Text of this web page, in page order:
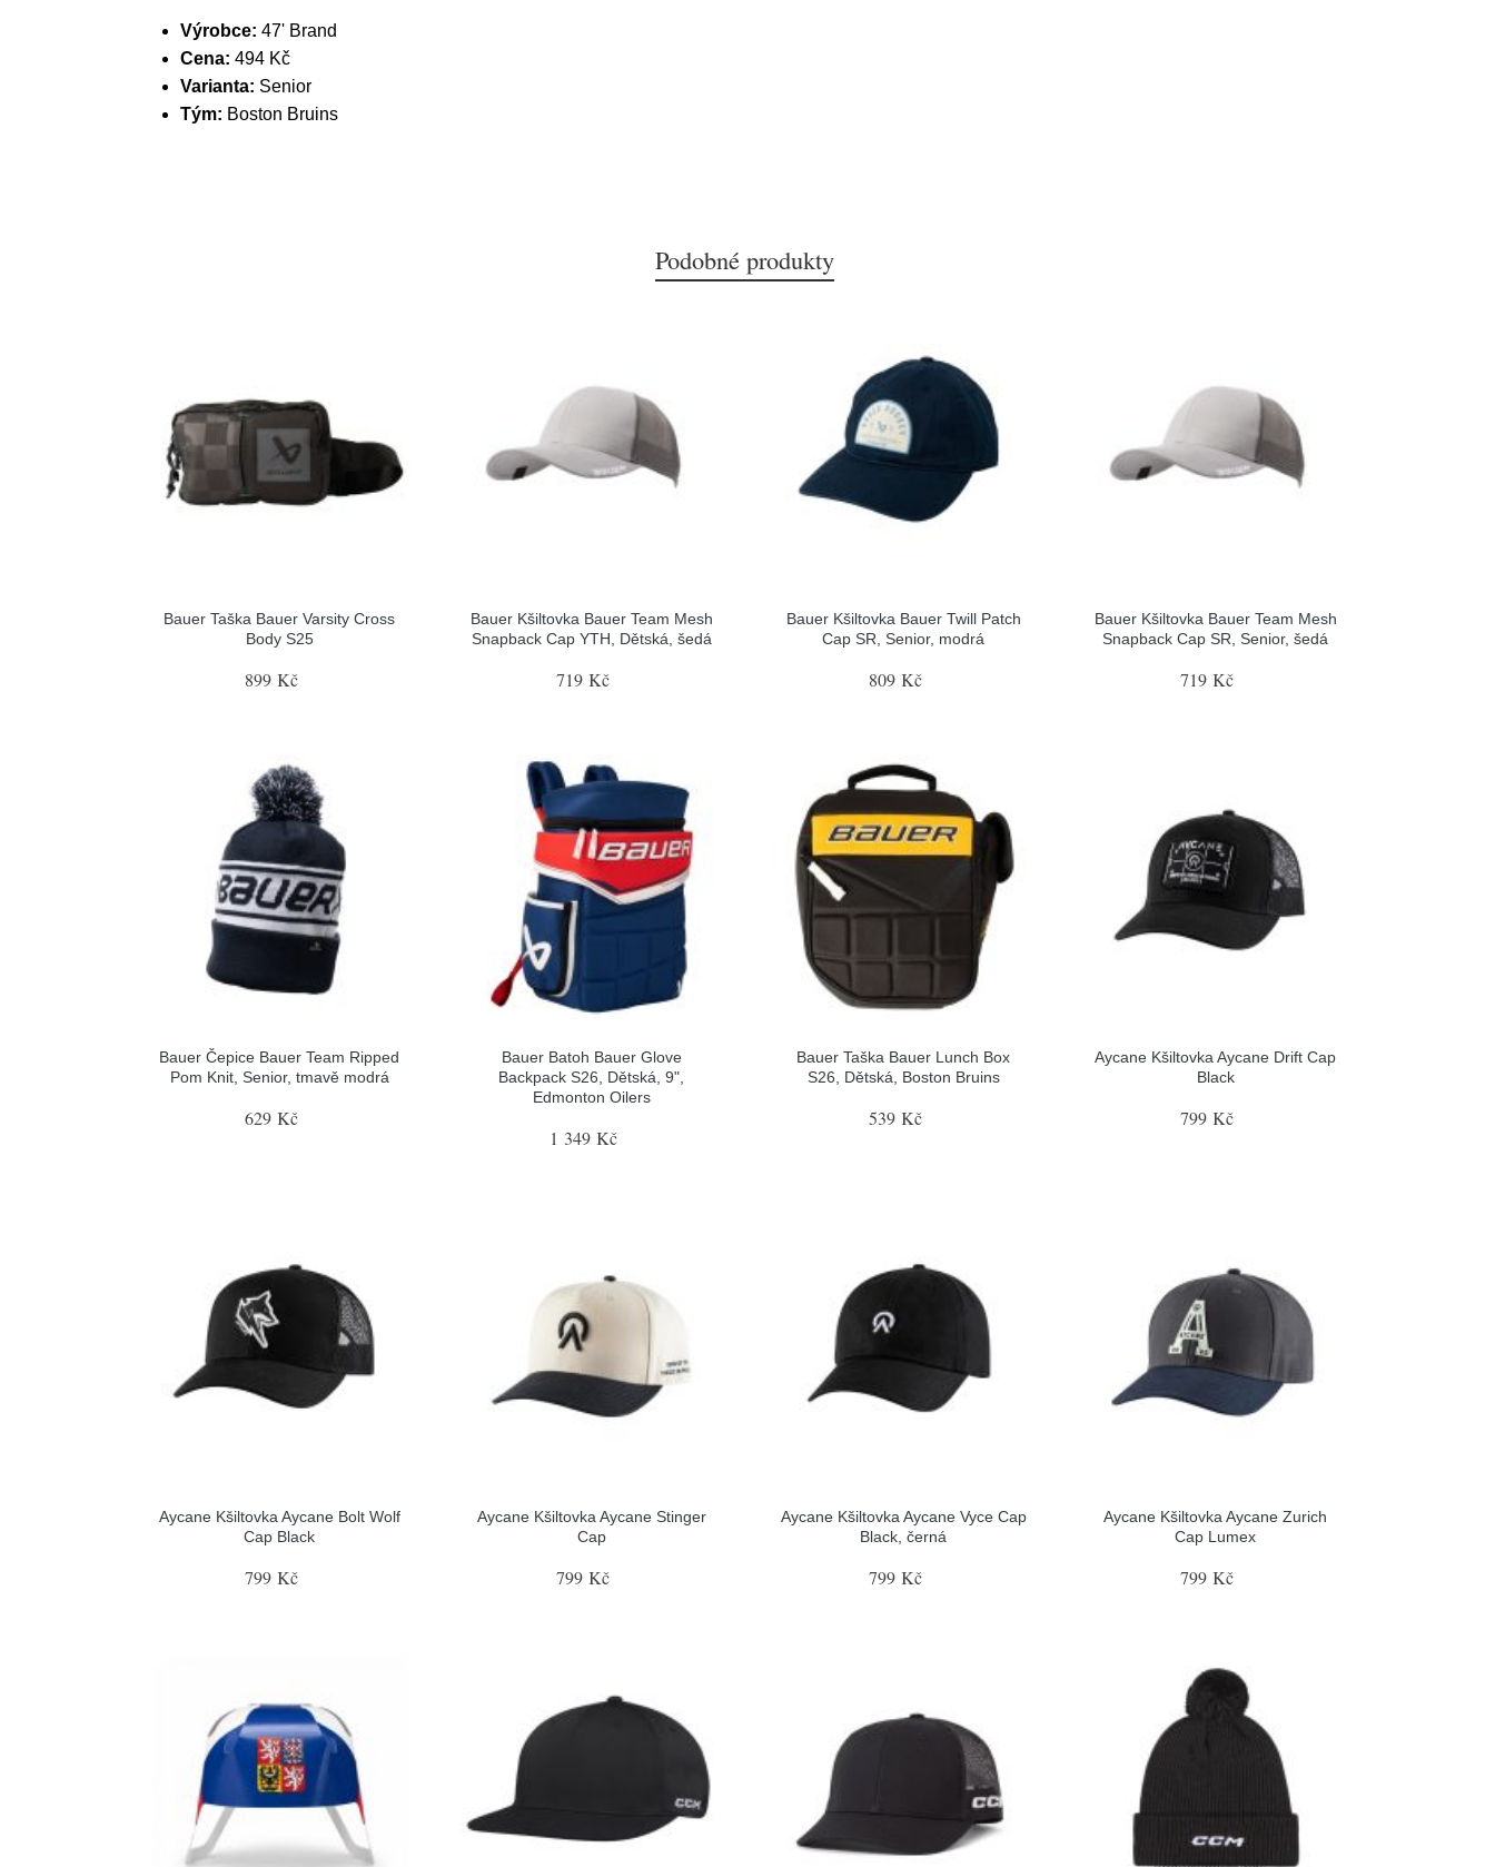
Výrobce: 47' Brand
Cena: 494 Kč
Varianta: Senior
Tým: Boston Bruins
Podobné produkty
Bauer Taška Bauer Varsity Cross
Body S25
899 Kč
Bauer Kšiltovka Bauer Team Mesh
Snapback Cap YTH, Dětská, šedá
719 Kč
Bauer Kšiltovka Bauer Twill Patch
Cap SR, Senior, modrá
809 Kč
Bauer Kšiltovka Bauer Team Mesh
Snapback Cap SR, Senior, šedá
719 Kč
Bauer Čepice Bauer Team Ripped
Pom Knit, Senior, tmavě modrá
629 Kč
Bauer Batoh Bauer Glove
Backpack S26, Dětská, 9",
Edmonton Oilers
1 349 Kč
Bauer Taška Bauer Lunch Box
S26, Dětská, Boston Bruins
539 Kč
Aycane Kšiltovka Aycane Drift Cap
Black
799 Kč
Aycane Kšiltovka Aycane Bolt Wolf
Cap Black
799 Kč
Aycane Kšiltovka Aycane Stinger
Cap
799 Kč
Aycane Kšiltovka Aycane Vyce Cap
Black, černá
799 Kč
Aycane Kšiltovka Aycane Zurich
Cap Lumex
799 Kč